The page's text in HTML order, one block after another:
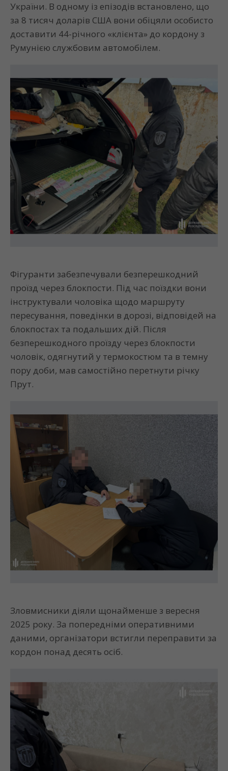
України. В одному із епізодів встановлено, що
за 8 тисяч доларів США вони обіцяли особисто
доставити 44-річного «клієнта» до кордону з
Румунією службовим автомобілем.
Фігуранти забезпечували безперешкодний
проїзд через блокпости. Під час поїздки вони
інструктували чоловіка щодо маршруту
пересування, поведінки в дорозі, відповідей на
блокпостах та подальших дій. Після
безперешкодного проїзду через блокпости
чоловік, одягнутий у термокостюм та в темну
пору доби, мав самостійно перетнути річку
Прут.
Зловмисники діяли щонайменше з вересня
2025 року. За попередніми оперативними
даними, організатори встигли переправити за
кордон понад десять осіб.